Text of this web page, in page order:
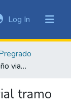
Log In (current)
Optimización del diseño vial tramo molino Kwe’sx- López adentro
tramo